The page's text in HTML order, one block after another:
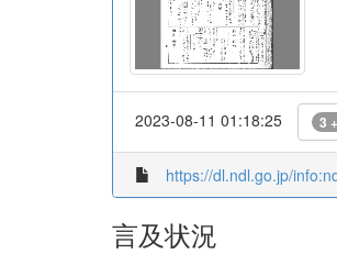
2023-08-11 01:18:25 3
https://dl.ndl.go.jp/
言及状況